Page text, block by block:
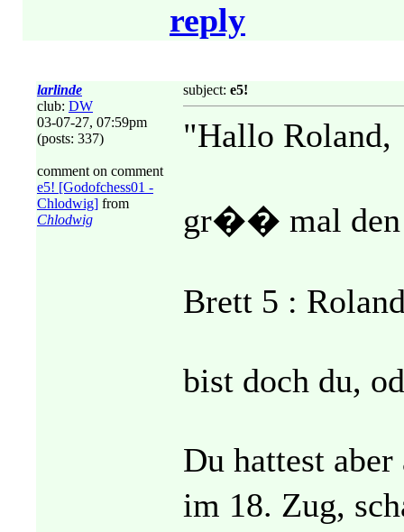
reply
larlinde
club: DW
03-07-27, 07:59pm
(posts: 337)
comment on comment
e5! [Godofchess01 -
Chlodwig] from
Chlodwig
subject: e5!
"Hallo Roland,
gr�� mal den
Brett 5 :
bist doch du,
Du hattest
im 18. Zug,